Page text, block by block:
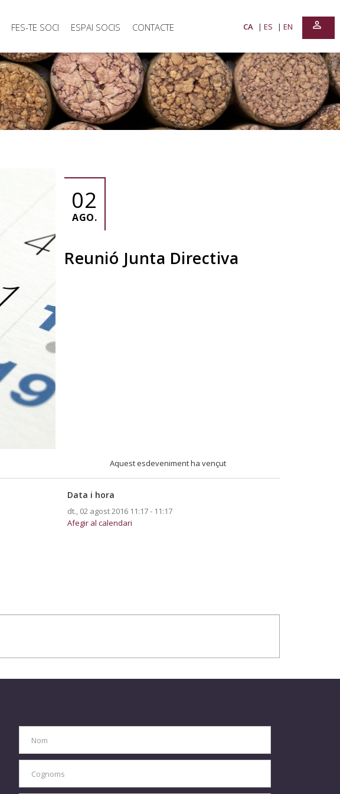
FES-TE SOCI ESPAI SOCIS CONTACTE CA ES EN perm_identity
AGO.
02
Reunió Junta Directiva
Aquest esdeveniment ha vençut
Data i hora
dt., 02 agost 2016 11:17 - 11:17
Afegir al calendari